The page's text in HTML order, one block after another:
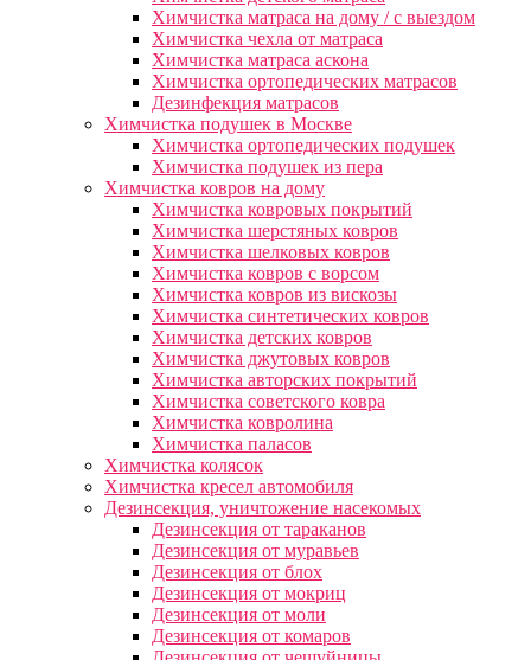
Химчистка матраса на дому / с выездом
Химчистка чехла от матраса
Химчистка матраса аскона
Химчистка ортопедических матрасов
Дезинфекция матрасов
Химчистка подушек в Москве
Химчистка ортопедических подушек
Химчистка подушек из пера
Химчистка ковров на дому
Химчистка ковровых покрытий
Химчистка шерстяных ковров
Химчистка шелковых ковров
Химчистка ковров с ворсом
Химчистка ковров из вискозы
Химчистка синтетических ковров
Химчистка детских ковров
Химчистка джутовых ковров
Химчистка авторских покрытий
Химчистка советского ковра
Химчистка ковролина
Химчистка паласов
Химчистка колясок
Химчистка кресел автомобиля
Дезинсекция, уничтожение насекомых
Дезинсекция от тараканов
Дезинсекция от муравьев
Дезинсекция от блох
Дезинсекция от мокриц
Дезинсекция от моли
Дезинсекция от комаров